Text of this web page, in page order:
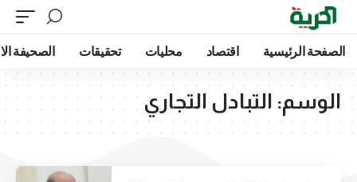
الصفحة الرئيسية اقتصاد محليات تحقيقات الصحيفة
الوسم: التبادل التجاري